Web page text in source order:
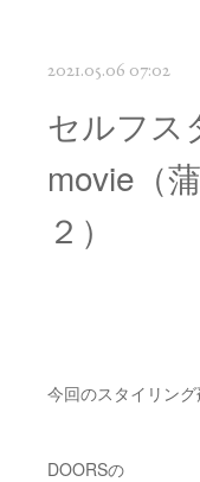
2021.05.06 07:02
セルフス
movie（
２）
今回のスタイリング
DOORSの